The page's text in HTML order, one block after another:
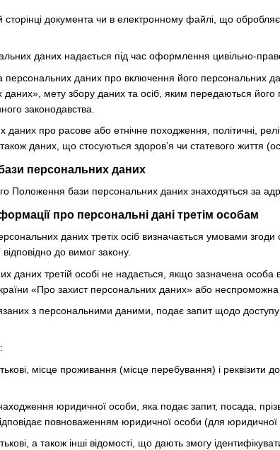
сторінці документа чи в електронному файлі, що
даних надається під час оформлення цивільно-
персональних даних про включення його персональних
мету збору даних та осіб, яким передаються
законодавства.
про расове або етнічне походження, політичні,
даних, що стосуються здоров’я чи статевого життя
персональних даних
Положення бази персональних даних знаходяться за
про персональні дані третім особам
даних третіх осіб визначається умовами
до вимог закону.
даних третій особі не надається, якщо зазначена
«Про захист персональних даних» або неспроможна
з персональними даними, подає запит щодо
місце проживання (місце перебування) і реквізити
юридичної особи, яка подає запит, посада,
повноваженням юридичної особи (для
а також інші відомості, що дають змогу